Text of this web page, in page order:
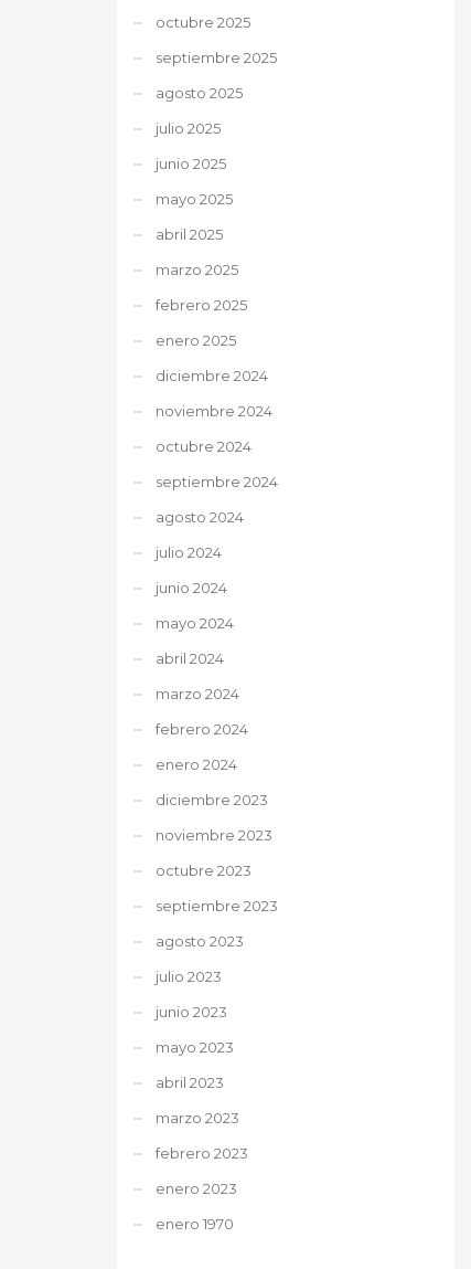
octubre 2025
septiembre 2025
agosto 2025
julio 2025
junio 2025
mayo 2025
abril 2025
marzo 2025
febrero 2025
enero 2025
diciembre 2024
noviembre 2024
octubre 2024
septiembre 2024
agosto 2024
julio 2024
junio 2024
mayo 2024
abril 2024
marzo 2024
febrero 2024
enero 2024
diciembre 2023
noviembre 2023
octubre 2023
septiembre 2023
agosto 2023
julio 2023
junio 2023
mayo 2023
abril 2023
marzo 2023
febrero 2023
enero 2023
enero 1970